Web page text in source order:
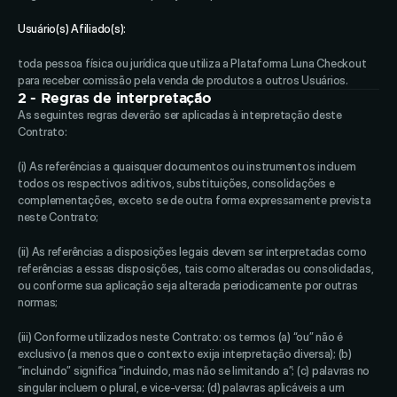
Usuário(s) Afiliado(s):
toda pessoa física ou jurídica que utiliza a Plataforma Luna Checkout
para receber comissão pela venda de produtos a outros Usuários.
2 - Regras de interpretação
As seguintes regras deverão ser aplicadas à interpretação deste
Contrato:
(i) As referências a quaisquer documentos ou instrumentos incluem
todos os respectivos aditivos, substituições, consolidações e
complementações, exceto se de outra forma expressamente prevista
neste Contrato;
(ii) As referências a disposições legais devem ser interpretadas como
referências a essas disposições, tais como alteradas ou consolidadas,
ou conforme sua aplicação seja alterada periodicamente por outras
normas;
(iii) Conforme utilizados neste Contrato: os termos (a) “ou” não é
exclusivo (a menos que o contexto exija interpretação diversa); (b)
“incluindo” significa “incluindo, mas não se limitando a”; (c) palavras no
singular incluem o plural, e vice-versa; (d) palavras aplicáveis a um